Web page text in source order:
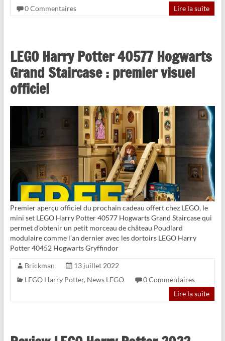
0 Commentaires
Lire la suite
LEGO Harry Potter 40577 Hogwarts
Grand Staircase : premier visuel
officiel
Premier aperçu officiel du prochain cadeau offert chez LEGO, le
mini set LEGO Harry Potter 40577 Hogwarts Grand Staircase qui
permet d’obtenir un petit morceau de château Poudlard
modulaire comme l’an dernier avec les dortoirs LEGO Harry
Potter 40452 Hogwarts Gryffindor
Brickman
13 juillet 2022
LEGO Harry Potter, News LEGO
0 Commentaires
Lire la suite